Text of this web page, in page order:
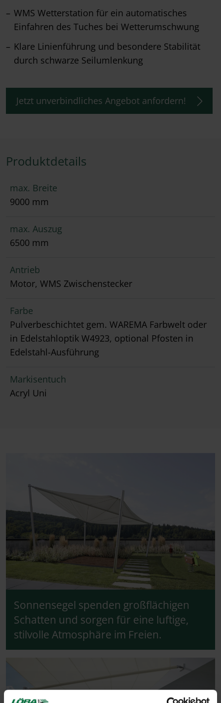
WMS Wetterstation für ein automatisches
Einfahren des Tuches bei Wetterumschwung
Klare Linienführung und besondere Stabilität
durch schwarze Seilumlenkung
Jetzt unverbindliches Angebot anfordern!
Produktdetails
max. Breite
9000 mm
max. Auszug
6500 mm
Antrieb
Motor, WMS Zwischenstecker
Farbe
Pulverbeschichtet gem. WAREMA Farbwelt oder
in Edelstahloptik W4923, optional Pfosten in
Edelstahl-Ausführung
Markisentuch
Acryl Uni
Sonnensegel spenden großflächigen
Schatten und sorgen für eine luftige,
stilvolle Atmosphäre im Freien.